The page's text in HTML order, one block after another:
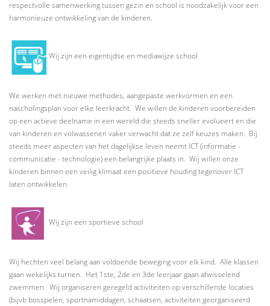
respectvolle samenwerking tussen gezin en school is noodzakelijk voor een
harmonieuze ontwikkeling van de kinderen.
Wij zijn een eigentijdse en mediawijze school
We werken met nieuwe methodes, aangepaste werkvormen en een
nascholingsplan voor elke leerkracht. We willen de kinderen voorbereiden
op een actieve deelname in een wereld die steeds sneller evolueert en die
van kinderen en volwassenen vaker verwacht dat ze zelf keuzes maken. Bij
steeds meer aspecten van het dagelijkse leven neemt ICT (informatie -
communicatie - technologie) een belangrijke plaats in. Wij willen onze
kinderen binnen een veilig klimaat een positieve houding tegenover ICT
laten ontwikkelen.
Wij zijn een sportieve school
Wij hechten veel belang aan voldoende beweging voor elk kind. Alle klassen
gaan wekelijks turnen. Het 1ste, 2de en 3de leerjaar gaan afwisselend
zwemmen. Wij organiseren geregeld activiteiten op verschillende locaties
(bijvb bosspelen, sportnamiddagen, schaatsen, activiteiten georganiseerd